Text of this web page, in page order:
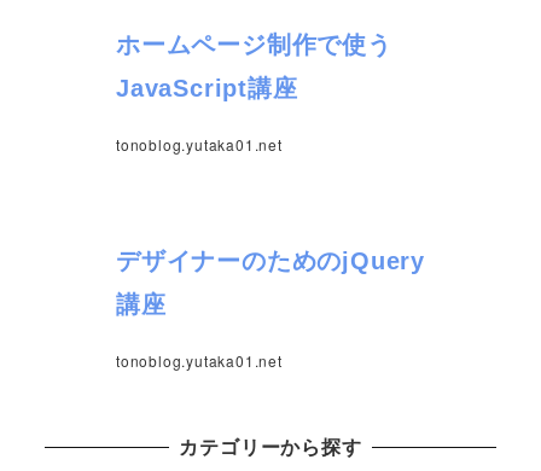
ホームページ制作で使う
JavaScript講座
tonoblog.yutaka01.net
デザイナーのためのjQuery
講座
tonoblog.yutaka01.net
カテゴリーから探す